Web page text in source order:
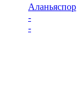
Аланьяспор
-
-